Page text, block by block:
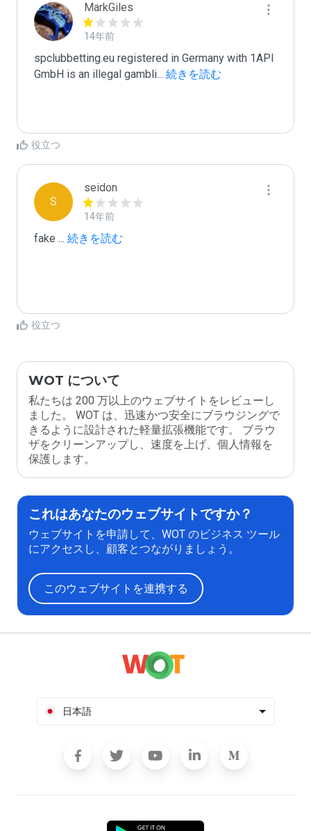
MarkGiles
14年前
spclubbetting.eu registered in Germany with 1API
GmbH is an illegal gambli... 続きを読む
役立つ
S
seidon
14年前
fake ... 続きを読む
役立つ
WOT について
私たちは 200 万以上のウェブサイトをレビューし
ました。 WOT は、迅速かつ安全にブラウジングで
きるように設計された軽量拡張機能です。 ブラウ
ザをクリーンアップし、速度を上げ、個人情報を
保護します。
これはあなたのウェブサイトですか？
ウェブサイトを申請して、WOT のビジネス ツール
にアクセスし、顧客とつながりましょう。
このウェブサイトを連携する
日本語